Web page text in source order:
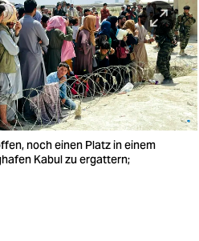
noch einen Platz in einem
Kabul zu ergattern;